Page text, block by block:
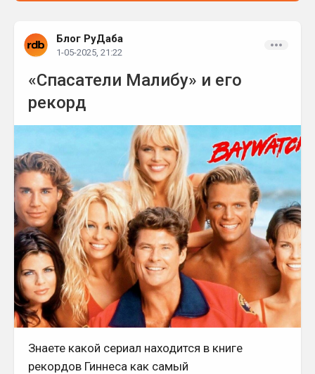
Блог РуДаба
1-05-2025, 21:22
«Спасатели Малибу» и его
рекорд
Знаете какой сериал находится в книге
рекордов Гиннеса как самый